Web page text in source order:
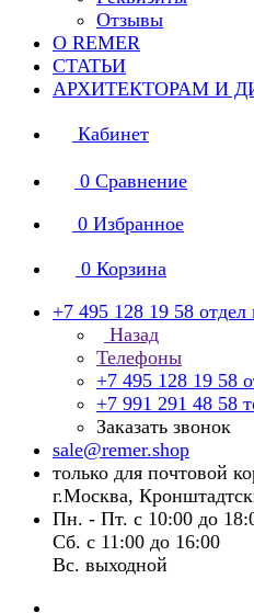
Отзывы
О REMER
СТАТЬИ
АРХИТЕКТОРАМ И
Кабинет
0 Сравнение
0 Избранное
0 Корзина
+7 495 128 19 58 отдел
Назад
Телефоны
+7 495 128 19 58
+7 991 291 48 58
Заказать звонок
sale@remer.shop
только для почтовой
г.Москва,
Пн. - Пт. с 10:00 до
Сб. с 11:00 до 16:00
Вс. выходной